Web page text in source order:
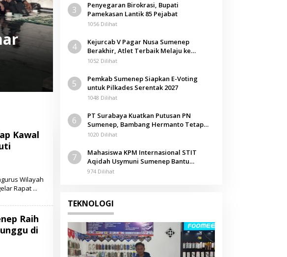
dan
Berita
Pagar Nusa Sumenep Siap
NU ke-35, Ikuti Rakorwil di
Kawal
Wilayah
Rapat
Raih
di
3
Penyegaran Birokrasi, Bupati
Pamekasan Lantik 85 Pejabat
1056 Dilihat
4
Kejurcab V Pagar Nusa Sumenep
Berakhir, Atlet Terbaik Melaju ke
Kejurwil Jatim
1052 Dilihat
5
Pemkab Sumenep Siapkan E-Voting
untuk Pilkades Serentak 2027
1048 Dilihat
6
PT Surabaya Kuatkan Putusan PN
Sumenep, Bambang Hermanto Tetap
Dinyatakan Pemilik Sah Tanah di
1020 Dilihat
7
Mahasiswa KPM Internasional STIT
Aqidah Usymuni Sumenep Bantu
Pengurusan Jenazah WNI di Malaysia
974 Dilihat
TEKNOLOGI